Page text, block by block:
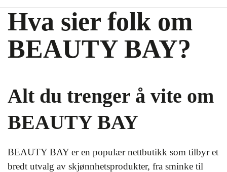
Hva sier folk om
BEAUTY BAY?
Alt du trenger å vite om
BEAUTY BAY
BEAUTY BAY er en populær nettbutikk som tilbyr et
bredt utvalg av skjønnhetsprodukter, fra sminke til